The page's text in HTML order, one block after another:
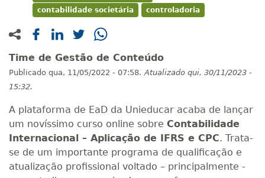
contabilidade societária
controladoria
Time de Gestão de Conteúdo
Publicado qua, 11/05/2022 - 07:58. Atualizado qui, 30/11/2023 -
15:32.
A plataforma de EaD da Unieducar acaba de lançar
um novíssimo curso online sobre Contabilidade
Internacional – Aplicação de IFRS e CPC. Trata-
se de um importante programa de qualificação e
atualização profissional voltado – principalmente -